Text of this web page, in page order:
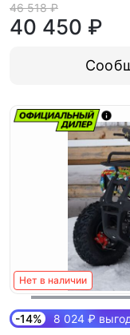
46 518 ₽
40 450 ₽
Нет в наличии
-14% 8 024 ₽